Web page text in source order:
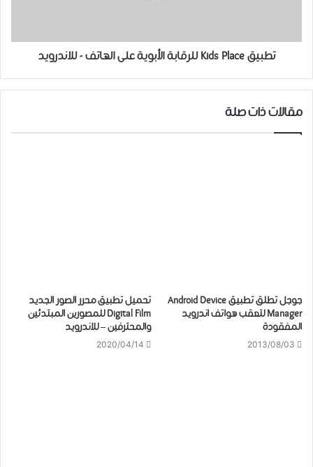
تطبيق Kids Place للرقابة الأبوية على الهاتف - للاندرويد
مقالات ذات صلة
جوجل تطلق تطبيق Android Device
Manager لتعقب هواتف اندرويد
المفقودة
2013/08/03
تحميل تطبيق محرر الصور الجديد
Digital Film للمصورين المبتدئين
والمحترفين – للاندرويد
2020/04/14